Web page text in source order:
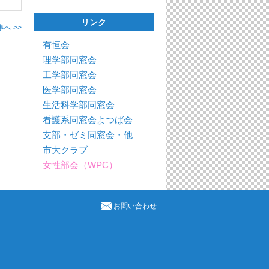
へ >>
リンク
有恒会
理学部同窓会
工学部同窓会
医学部同窓会
生活科学部同窓会
看護系同窓会よつば会
支部・ゼミ同窓会・他
市大クラブ
女性部会（WPC）
お問い合わせ